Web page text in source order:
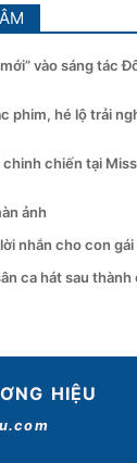
vào sáng tác
phim, hé lộ trải
chinh chiến tại
ảnh
nhắn cho con
ca hát sau thành
HIỆU